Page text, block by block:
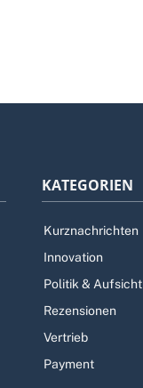
KATEGORIEN
Kurznachrichten
Innovation
Politik & Aufsicht
Rezensionen
Vertrieb
Payment